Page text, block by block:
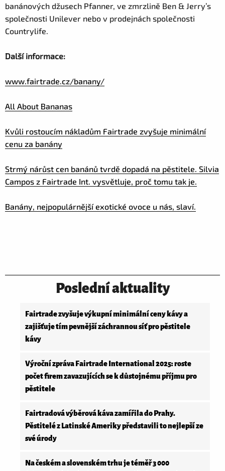
Poslední aktuality
Fairtrade zvyšuje výkupní minimální ceny kávy a
zajišťuje tím pevnější záchrannou síť pro pěstitele
kávy
Výroční zpráva Fairtrade International 2025: roste
počet firem zavazujících se k důstojnému příjmu pro
pěstitele
Fairtradová výběrová káva zamířila do Prahy.
Pěstitelé z Latinské Ameriky představili to nejlepší ze
své úrody
Na českém a slovenském trhu je téměř 3 000
banánových džusech Pfanner, ve zmrzlině Ben & Jerry’s
společnosti Unilever nebo v prodejnách společnosti
Countrylife.
Další informace:
www.fairtrade.cz/banany/
All About Bananas
Kvůli rostoucím nákladům Fairtrade zvyšuje minimální
cenu za banány
Strmý nárůst cen banánů tvrdě dopadá na pěstitele. Silvia
Campos z Fairtrade Int. vysvětluje, proč tomu tak je.
Banány, nejpopulárnější exotické ovoce u nás, slaví.